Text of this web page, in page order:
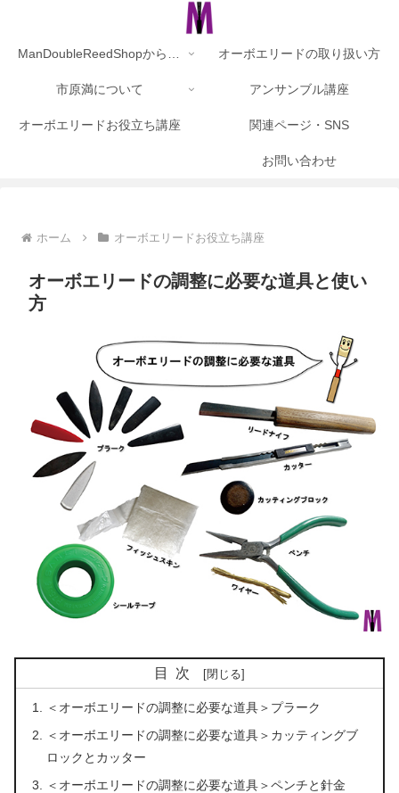
オーボエリードの取り扱い方
市原満について アンサンブル講座
オーボエリードお役立ち講座 関連ページ・SNS
お問い合わせ
ホーム オーボエリードお役立ち講座
オーボエリードの調整に必要な道具と使い
方
目次
＜オーボエリードの調整に必要な道具＞プラーク
＜オーボエリードの調整に必要な道具＞カッティングブ
ロックとカッター
＜オーボエリードの調整に必要な道具＞ペンチと針金